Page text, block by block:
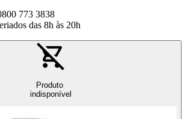
773 3838
das 8h às 20h
Produto
indisponível